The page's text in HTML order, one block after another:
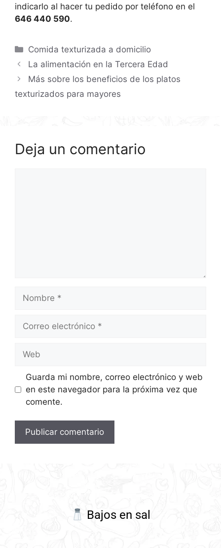
indicarlo al hacer tu pedido por teléfono en el
646 440 590.
Comida texturizada a domicilio
La alimentación en la Tercera Edad
Más sobre los beneficios de los platos
texturizados para mayores
Deja un comentario
Guarda mi nombre, correo electrónico y web
en este navegador para la próxima vez que
comente.
Bajos en sal